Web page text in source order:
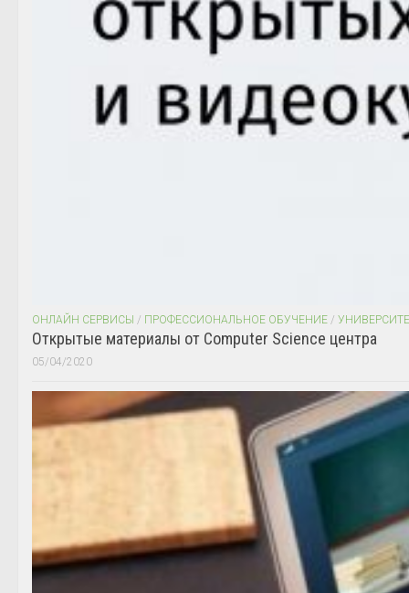
ОНЛАЙН СЕРВИСЫ / ПРОФЕССИОНАЛЬНОЕ ОБУЧЕНИЕ /
Открытые материалы от Computer Science центра
05/04/2020